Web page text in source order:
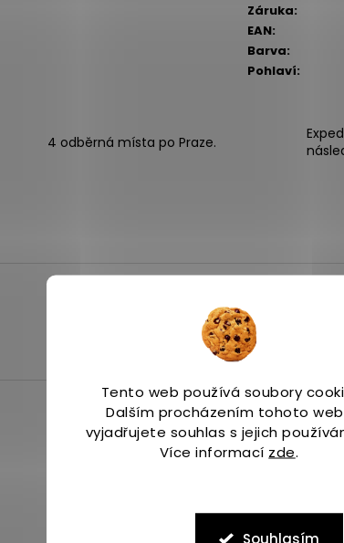
Tento web používá soubory
Dalším procházením tohoto
vyjadřujete souhlas s jejich
Více informací zde.
Souhlasím
Záruka:
EAN:
Barva:
Pohlaví:
4 odběrná místa po Praze.
ASP_00090145_10_1